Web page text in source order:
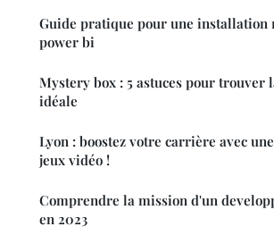
Guide pratique pour une installation
power bi
Mystery box : 5 astuces pour trouver
idéale
Lyon : boostez votre carrière avec
jeux vidéo !
Comprendre la mission d'un
en 2023